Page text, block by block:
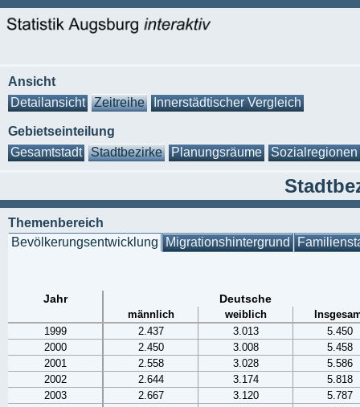
Ansicht
Detailansicht
Zeitreihe Innerstädtischer Vergleich
Gebietseinteilung
Gesamtstadt
Stadtbezirke Planungsräume Sozialregionen
Themenbereich
Bevölkerungsentwicklung Migrationshintergrund
Jahr Deutsche
männlich weiblich
1999
2.437 3.013
5.450
2000
2.450 3.008
5.458
2001
2.558 3.028
5.586
2002
2.644 3.174
5.818
2003
2.667 3.120
5.787